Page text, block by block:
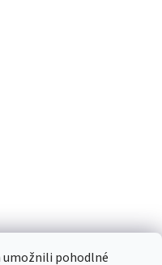
umožnili pohodlné